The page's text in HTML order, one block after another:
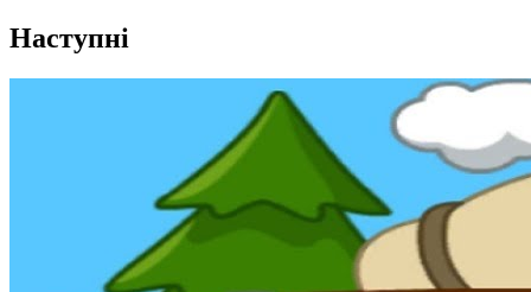
Наступні